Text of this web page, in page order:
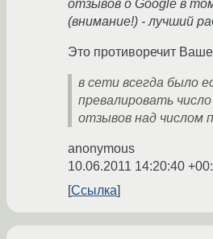
отзывов о Google в
(внимание!) - лучший
Это противоречит
в сети всегда было
превалировать
отзывов над числом
anonymous
10.06.2011 14:20:40
Ссылка